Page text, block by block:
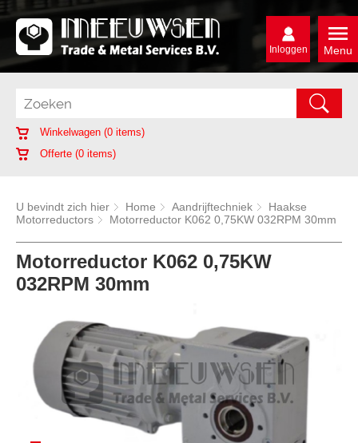
Menu
Inloggen
Winkelwagen (0 items)
Offerte (0 items)
U bevindt zich hier Home Aandrijftechniek
Haakse
Motorreductors
Motorreductor K062 0,75KW 032RPM 30mm
Motorreductor K062 0,75KW
032RPM 30mm